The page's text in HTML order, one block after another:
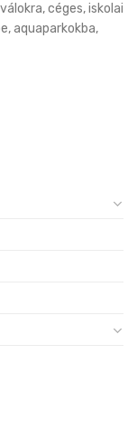
céges, iskolai
aquaparkokba,